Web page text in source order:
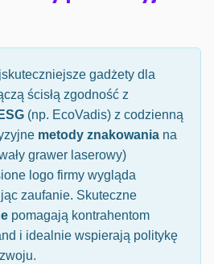
gadżety dla
ścisłą zgodność z
(np. EcoVadis) z codzienną
metody znakowania na
grawer laserowy)
logo firmy wygląda
zaufanie. Skuteczne
pomagają kontrahentom
i idealnie wspierają politykę